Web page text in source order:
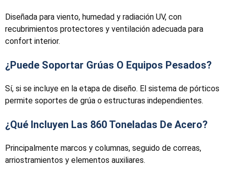
Diseñada para viento, humedad y radiación UV, con
recubrimientos protectores y ventilación adecuada para
confort interior.
¿Puede Soportar Grúas O Equipos Pesados?
Sí, si se incluye en la etapa de diseño. El sistema de pórticos
permite soportes de grúa o estructuras independientes.
¿Qué Incluyen Las 860 Toneladas De Acero?
Principalmente marcos y columnas, seguido de correas,
arriostramientos y elementos auxiliares.